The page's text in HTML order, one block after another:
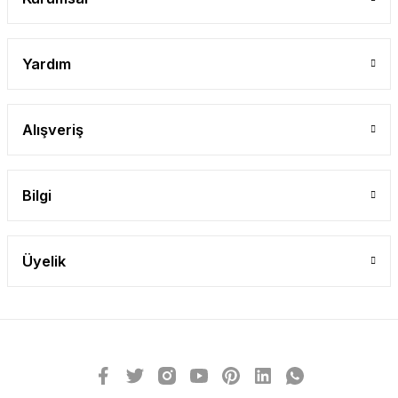
Yardım
Alışveriş
Bilgi
Üyelik